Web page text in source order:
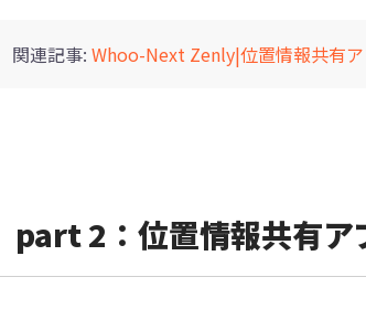
関連記事: Whoo-Next Zenly|位置情報共有
part 2：位置情報共有ア